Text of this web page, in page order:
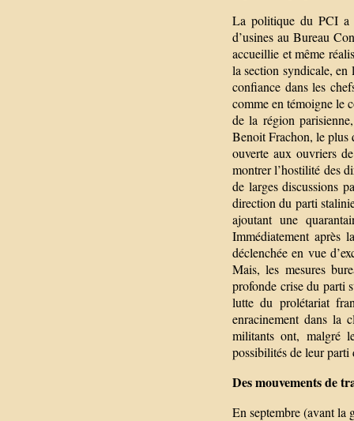
La politique du PCI a
d’usines au Bureau
accueillie et même
la section syndicale, en
confiance dans les
comme en témoigne le
de la région
Benoit Frachon, le plus
ouverte aux ouvriers
montrer l’hostilité des
de larges discussions
direction du parti
ajoutant une
Immédiatement après
déclenchée en vue
Mais, les mesures
profonde crise du parti
lutte du prolétariat
enracinement dans la
militants ont, malgré
possibilités de leur parti
Des mouvements de
En septembre (avant la